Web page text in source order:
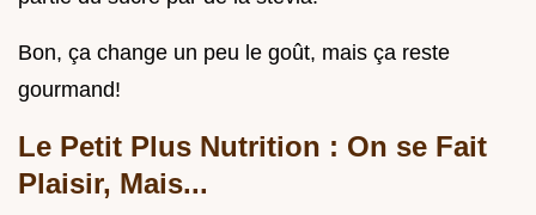
Bon, ça change un peu le goût, mais ça reste
gourmand!
Le Petit Plus Nutrition : On se Fait
Plaisir, Mais...